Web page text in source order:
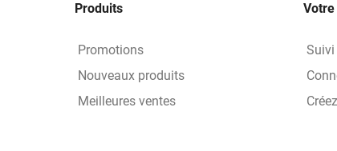
Produits
Promotions
Nouveaux produits
Meilleures ventes